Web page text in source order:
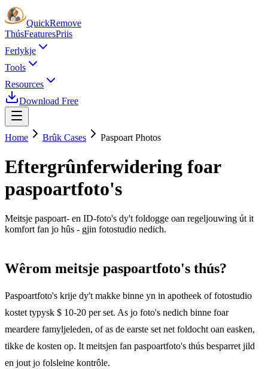
QuickRemove
ThúsFeaturesPriis
Ferlykje
Tools
Resources
Download Free
Home Brûk Cases Paspoart Photos
Eftergrûnferwidering foar
paspoartfoto's
Meitsje paspoart- en ID-foto's dy't foldogge oan regeljouwing út it
komfort fan jo hûs - gjin fotostudio nedich.
Wêrom meitsje paspoartfoto's thús?
Paspoartfoto's krije dy't makke binne yn in apotheek of fotostudio
kostet typysk $ 10-20 per set. As jo ​​​​foto's nedich binne foar
meardere famyljeleden, of as de earste set net foldocht oan easken,
tikke de kosten op. It meitsjen fan paspoartfoto's thús besparret jild
en jout jo folsleine kontrôle.